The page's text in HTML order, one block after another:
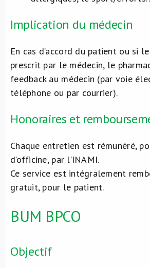
Implication du médecin
En cas d’accord du patient ou si
prescrit par le médecin, le
feedback au médecin (par voie
téléphone ou par courrier).
Honoraires et
Chaque entretien est rémunéré,
d’officine, par l’INAMI.
Ce service est intégralement
gratuit, pour le patient.
BUM BPCO
Objectif